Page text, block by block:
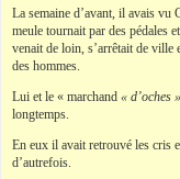
La semaine d’avant, il avais vu
meule tournait par des pédales
venait de loin, s’arrêtait de
des hommes.
Lui et le « marchand « d’oches »
longtemps.
En eux il avait retrouvé les cris
d’autrefois.